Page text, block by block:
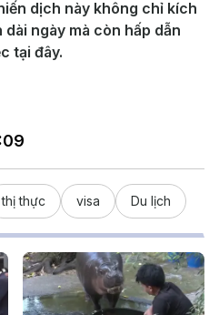
dịch này không chỉ kích
ngày mà còn hấp dẫn
tại đây.
thị thực visa Du lịch